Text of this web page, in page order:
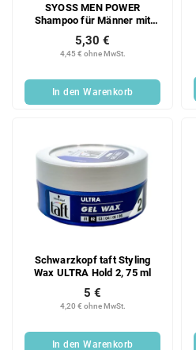
SYOSS MEN POWER
Shampoo für Männer mit
4,45 € ohne MwSt.
5,30 €
In den Warenkorb
Schwarzkopf taft Styling
Wax ULTRA Hold 2, 75 ml
4,20 € ohne MwSt.
5 €
In den Warenkorb